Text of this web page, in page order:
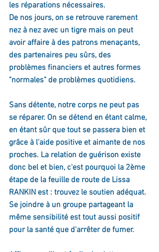
les réparations nécessaires.
De nos jours, on se retrouve rarement
nez à nez avec un tigre mais on peut
avoir affaire à des patrons menaçants,
des partenaires peu sûrs, des
problèmes financiers et autres formes
"normales" de problèmes quotidiens.
Sans détente, notre corps ne peut pas
se réparer. On se détend en étant calme,
en étant sûr que tout se passera bien et
grâce à l'aide positive et aimante de nos
proches. La relation de guérison existe
donc bel et bien, c'est pourquoi la 2ème
étape de la feuille de route de Lissa
RANKIN est : trouvez le soutien adéquat.
Se joindre à un groupe partageant la
même sensibilité est tout aussi positif
pour la santé que d'arrêter de fumer.